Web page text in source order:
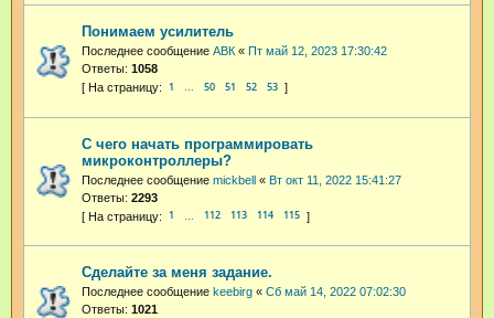
Понимаем усилитель
Последнее сообщение АВК « Пт май 12, 2023 17:30:42
Ответы: 1058
1 … 50 51 52 53
С чего начать программировать
микроконтроллеры?
Последнее сообщение mickbell « Вт окт 11, 2022 15:41:27
Ответы: 2293
1 112 113 114 115
Сделайте за меня задание.
Последнее сообщение keebirg « Сб май 14, 2022 07:02:30
Ответы: 1021